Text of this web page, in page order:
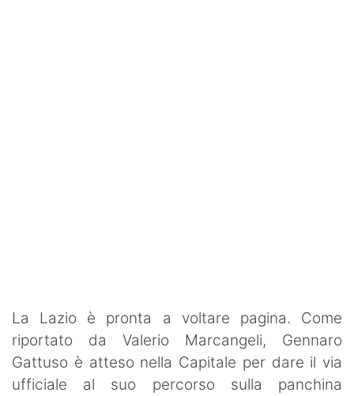
La Lazio è pronta a voltare pagina. Come
riportato da Valerio Marcangeli, Gennaro
Gattuso è atteso nella Capitale per dare il via
ufficiale al suo percorso sulla panchina